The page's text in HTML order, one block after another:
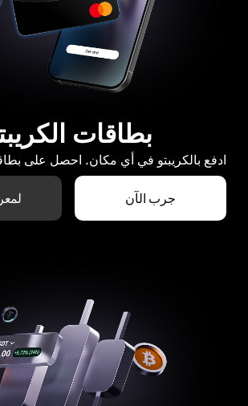
بطاقات
ادفع بالكريبتو في أي مكان. احصل على بطاقتك
جرب الآن